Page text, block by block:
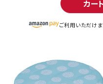
カー
ご利用いただけま